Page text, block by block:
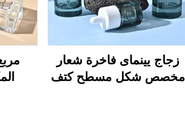
زجاج يينماى فاخرة شعار
مخصص شكل مسطح كتف